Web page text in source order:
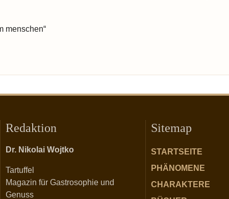
menschen“
Redaktion
Dr. Nikolai Wojtko
Tartuffel
Magazin für Gastrosophie und
Genuss
Sitemap
STARTSEITE
PHÄNOMENE
CHARAKTERE